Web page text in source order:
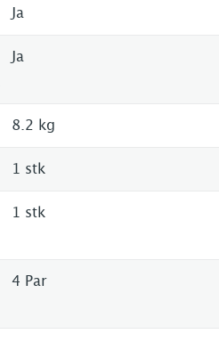
Ja
Ja
8.2 kg
1 stk
1 stk
4 Par